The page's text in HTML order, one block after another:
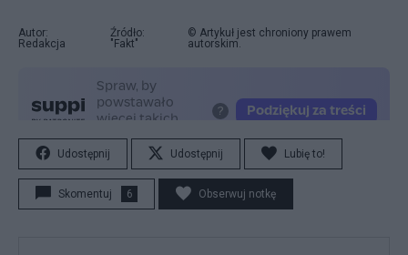
Autor:
Redakcja
Źródło:
"Fakt"
© Artykuł jest chroniony prawem
autorskim.
Udostępnij Udostępnij Lubię to!
Skomentuj 6 Obserwuj notkę